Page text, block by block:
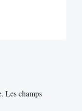
Les champs